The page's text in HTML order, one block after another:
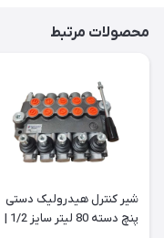
محصولات مرتبط
شیر کنترل هیدرولیک دستی
پنچ دسته 80 لیتر سایز 1/2 |